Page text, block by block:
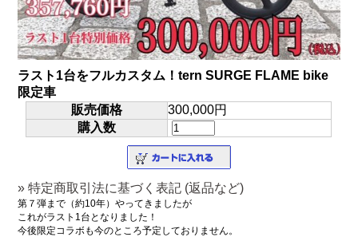
ラスト1台をフルカスタム！tern SURGE FLAME bike
限定車
販売価格
300,000円
購入数
» 特定商取引法に基づく表記 (返品など)
第７弾まで（約10年）やってきましたが
これがラスト1台となりました！
今後限定コラボも今のところ予定しておりません。